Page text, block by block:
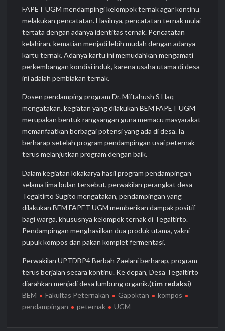
FAPET UGM mendampingi kelompok ternak agar kontinu
melakukan pencatatan. Hasilnya, pencatatan ternak mulai
tertata dengan adanya identitas ternak. Pencatatan
kelahiran, kematian menjadi lebih mudah dengan adanya
kartu ternak. Adanya kartu ini memudahkan mengamati
perkembangan kondisi induk, karena usaha utama di desa
ini adalah pembiakan ternak.
Dosen pendamping program Dr. Miftahush S Haq
mengatakan, kegiatan yang dilakukan BEM FAPET UGM
merupakan bentuk rangsangan guna memacu masyarakat
memanfaatkan berbagai potensi yang ada di desa. Ia
berharap setelah program pendampingan usai peternak
terus melanjutkan program dengan baik.
Dalam kegiatan lokakarya hasil program pendampingan
selama lima bulan tersebut, perwakilan perangkat desa
Tegaltirto Sugito mengatakan, pendampingan yang
dilakukan BEM FAPET UGM memberikan dampak positif
bagi warga, khususnya kelompok ternak di Tegaltirto.
Pendampingan menghasilkan dua produk utama, yakni
pupuk kompos dan pakan komplet fermentasi.
Perwakilan UPTDBP4 Berbah Zaelani berharap, program
terus berjalan secara kontinu. Ke depan, Desa Tegaltirto
diarahkan menjadi desa lumbung organik.(tim redaksi)
BEM
Fakultas Peternakan Gapoktan
kompos
pendampingan
peternak UGM